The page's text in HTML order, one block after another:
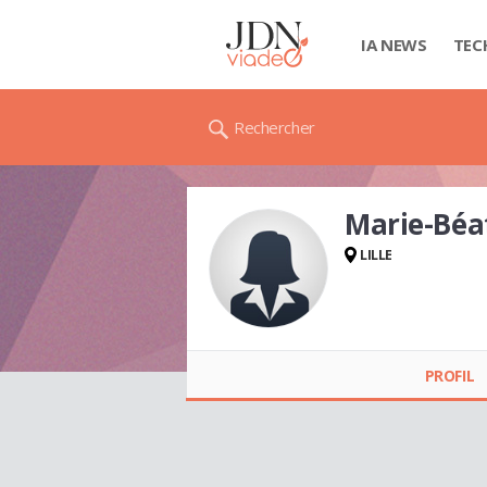
IA NEWS
Rechercher
Marie-
LILLE
PROFIL